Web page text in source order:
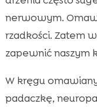
nerwowym.
rzadkości. Zatem
zapewnić naszym
W kręgu
padaczkę,